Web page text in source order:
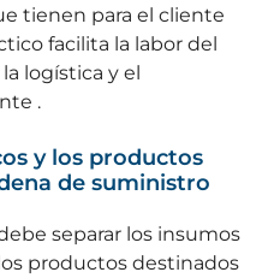
tienen para el cliente
facilita la labor del
logística y el
.
y los productos
de suministro
separar los insumos
productos destinados